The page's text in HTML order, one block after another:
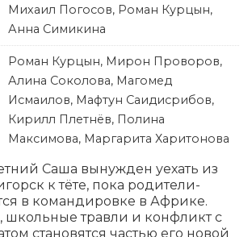
Михаил Погосов, Роман Курцын,
Анна Симикина
Роман Курцын, Мирон Проворов,
Алина Соколова, Магомед
Исмаилов, Мафтун Саидисрибов,
Кирилл Плетнёв, Полина
Максимова, Маргарита Харитонова
Саша вынужден уехать из
к тёте, пока родители-
в командировке в Африке.
школьные травли и конфликт с
становятся частью его новой